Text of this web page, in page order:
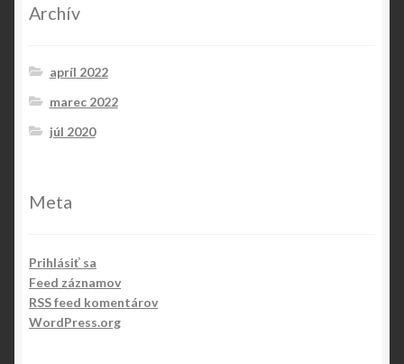
Archív
apríl 2022
marec 2022
júl 2020
Meta
Prihlásiť sa
Feed záznamov
RSS feed komentárov
WordPress.org